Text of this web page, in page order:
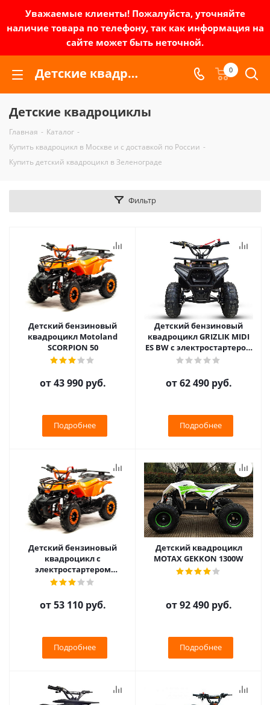
Уважаемые клиенты! Пожалуйста, уточняйте
наличие товара по телефону, так как информация на
сайте может быть неточной.
Детские квадроциклы в Москве | Зел-мото 0
Детские квадроциклы
Главная - Каталог -
Купить квадроцикл в Москве и с доставкой по России -
Купить детский квадроцикл в Зеленограде
Фильтр
Детский бензиновый
квадроцикл Motoland
SCORPION 50
от43 990 руб.
Подробнее
Детский бензиновый
квадроцикл GRIZLIK MIDI
ЕS BW с электростартером
и родительским пультом
от62 490 руб.
Подробнее
Детский бензиновый
квадроцикл с
электростартером
Motoland SCORPION 50E
от53 110 руб.
Подробнее
Детский квадроцикл
MOTAX GEKKON 1300W
от92 490 руб.
Подробнее